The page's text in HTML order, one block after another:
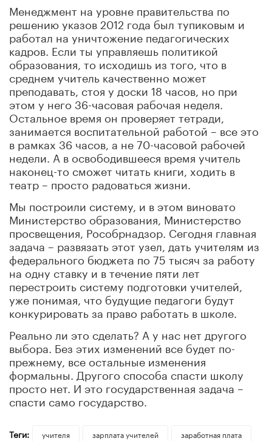
Менеджмент на уровне правительства по
решению указов 2012 года был тупиковым и
работал на уничтожение педагогических
кадров. Если ты управляешь политикой
образования, то исходишь из того, что в
среднем учитель качественно может
преподавать, стоя у доски 18 часов, но при
этом у него 36-часовая рабочая неделя.
Остальное время он проверяет тетради,
занимается воспитательной работой– все это
в рамках 36 часов, а не 70-часовой рабочей
недели. А в освободившееся время учитель
наконец-то сможет читать книги, ходить в
театр – просто радоваться жизни.
Мы построили систему, и в этом виновато
Министерство образования, Министерство
просвещения, Рособрнадзор. Сегодня главная
задача – развязать этот узел, дать учителям из
федерального бюджета по 75 тысяч за работу
на одну ставку и в течение пяти лет
перестроить систему подготовки учителей,
уже понимая, что будущие педагоги будут
конкурировать за право работать в школе.
Реально ли это сделать? А у нас нет другого
выбора. Без этих изменений все будет по-
прежнему, все остальные изменения
формальны. Другого способа спасти школу
просто нет. И это государственная задача –
спасти само государство.
Теги: учителя зарплата учителей
заработная плата